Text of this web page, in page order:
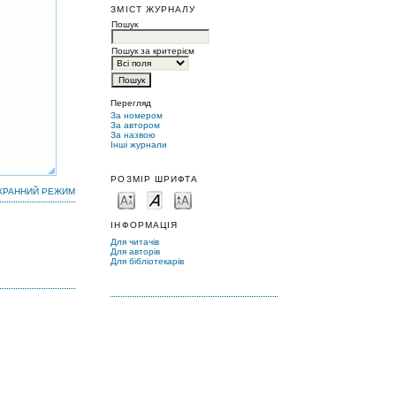
ЗМІСТ ЖУРНАЛУ
Пошук
Пошук за критерієм
Перегляд
За номером
За автором
За назвою
Інші журнали
РОЗМІР ШРИФТА
ІНФОРМАЦІЯ
Для читачів
Для авторів
Для бібліотекарів
РЕЖИМ